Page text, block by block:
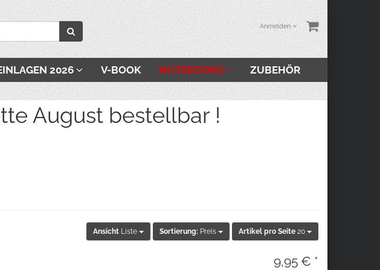
Anmelden
2026 V-BOOK NOTEBOOKS ZUBEHÖR
bestellbar !
Ansicht Liste Sortierung: Preis Artikel pro Seite 20
9,95 € *